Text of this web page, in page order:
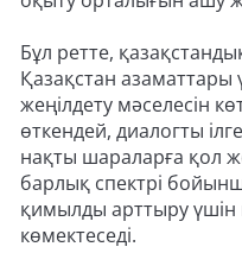
Бұл ретте,
Қазақстан
жеңілдету мәселесін
өткендей, диалогты
нақты шараларға қол
барлық спектрі
қимылды арттыру үшін
көмектеседі.